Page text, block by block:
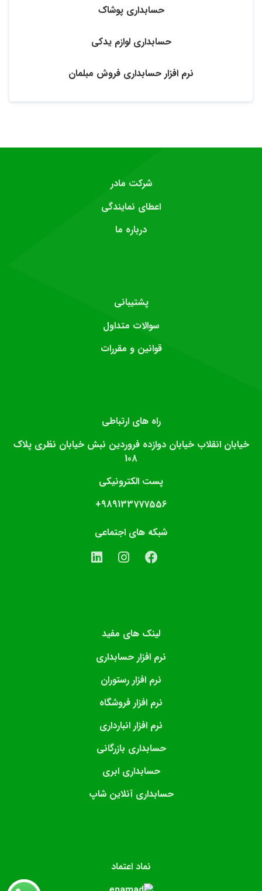
حسابداری پوشاک
حسابداری لوازم یدکی
نرم افزار حسابداری فروش مبلمان
شرکت مادر
اعطای نمایندگی
درباره ما
پشتیبانی
سوالات متداول
قوانین و مقررات
راه های ارتباطی
خیابان انقلاب خیابان دوازده فروردین نبش خیابان نظری پلاک
108
پست الکترونیکی
989133777556+
شبکه های اجتماعی
لینک های مفید
نرم افزار حسابداری
نرم افزار رستوران
نرم افزار فروشگاه
نرم افزار انبارداری
حسابداری بازرگانی
حسابداری ابری
حسابداری آنلاین شاپ
نماد اعتماد